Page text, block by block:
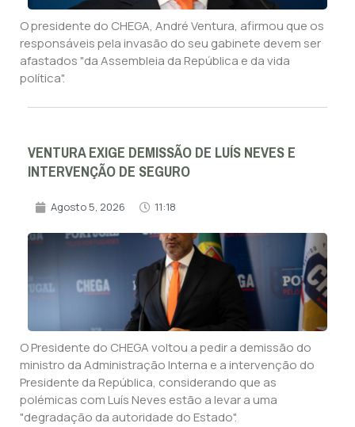
O presidente do CHEGA, André Ventura, afirmou que os
responsáveis pela invasão do seu gabinete devem ser
afastados "da Assembleia da República e da vida
política".
VENTURA EXIGE DEMISSÃO DE LUÍS NEVES E
INTERVENÇÃO DE SEGURO
Agosto 5, 2026 11:18
O Presidente do CHEGA voltou a pedir a demissão do
ministro da Administração Interna e a intervenção do
Presidente da República, considerando que as
polémicas com Luís Neves estão a levar a uma
"degradação da autoridade do Estado".